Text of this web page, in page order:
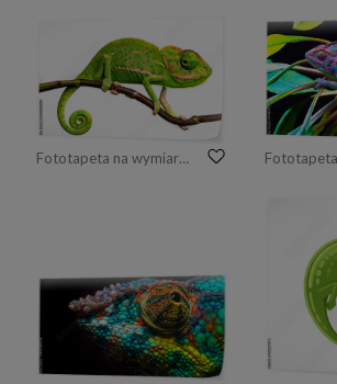
Fototapeta na wymiar ładny zabawny kameleon - Chamaeleo calyptratus na gałęzi